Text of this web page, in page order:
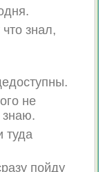
знал,
не
знаю.
туда
пойду